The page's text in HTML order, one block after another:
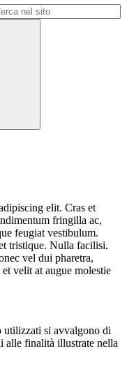
elit. Cras et
fringilla ac,
feugiat vestibulum.
tristique. Nulla facilisi.
vel dui pharetra,
velit at augue molestie
utilizzati si avvalgono di
alle finalità illustrate nella